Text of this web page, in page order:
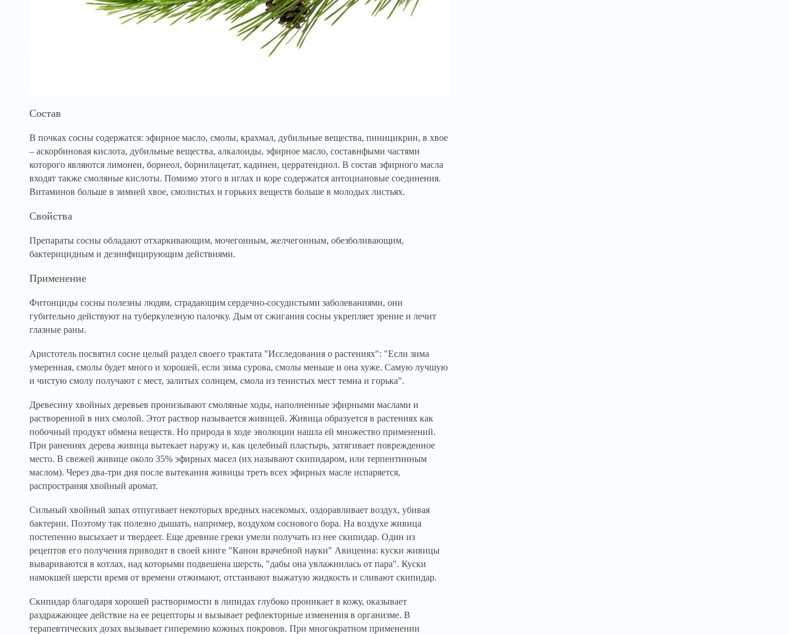
Состав
В почках сосны содержатся: эфирное масло, смолы, крахмал, дубильные вещества, пиницикрин, в хвое
– аскорбиновая кислота, дубильные вещества, алкалоиды, эфирное масло, составнфыми частями
которого являются лимонеи, борнеол, борнилацетат, кадинен, церратендиол. В состав эфирного масла
входят также смоляные кислоты. Помимо этого в иглах и коре содержатся антоциановые соединения.
Витаминов больше в зимней хвое, смолистых и горьких веществ больше в молодых листьях.
Свойства
Препараты сосны обладают отхаркивающим, мочегонным, желчегонным, обезболивающим,
бактерицидным и дезинфицирующим действиями.
Применение
Фитонциды сосны полезны людям, страдающим сердечно-сосудистыми заболеваниями, они
губительно действуют на туберкулезную палочку. Дым от сжигания сосны укрепляет зрение и лечит
глазные раны.
Аристотель посвятил сосне целый раздел своего трактата "Исследования о растениях": "Если зима
умеренная, смолы будет много и хорошей, если зима сурова, смолы меньше и она хуже. Самую лучшую
и чистую смолу получают с мест, залитых солнцем, смола из тенистых мест темна и горька".
Древесину хвойных деревьев пронизывают смоляные ходы, наполненные эфирными маслами и
растворенной в них смолой. Этот раствор называется живицей. Живица образуется в растениях как
побочный продукт обмена веществ. Но природа в ходе эволюции нашла ей множество применений.
При ранениях дерева живица вытекает наружу и, как целебный пластырь, затягивает поврежденное
место. В свежей живице около 35% эфирных масел (их называют скипидаром, или терпентинным
маслом). Через два-три дня после вытекания живицы треть всех эфирных масле испаряется,
распространяя хвойный аромат.
Сильный хвойный запах отпугивает некоторых вредных насекомых, оздоравливает воздух, убивая
бактерии. Поэтому так полезно дышать, например, воздухом соснового бора. На воздухе живица
постепенно высыхает и твердеет. Еще древние греки умели получать из нее скипидар. Один из
рецептов его получения приводит в своей книге "Канон врачебной науки" Авиценна: куски живицы
вывариваются в котлах, над которыми подвешена шерсть, "дабы она увлажнилась от пара". Куски
намокшей шерсти время от времени отжимают, отстаивают выжатую жидкость и сливают скипидар.
Скипидар благодаря хорошей растворимости в липидах глубоко проникает в кожу, оказывает
раздражающее действие на ее рецепторы и вызывает рефлекторные изменения в организме. В
терапевтических дозах вызывает гиперемию кожных покровов. При многократном применении